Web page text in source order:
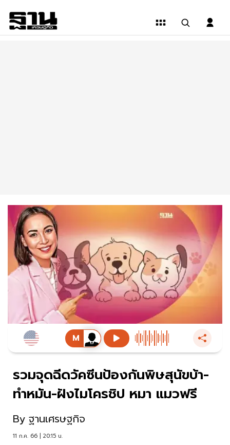
รวมจุดฉีดวัคซีนป้องกันพิษสุนัขบ้า-
ทำหมัน-ฝังไมโครชิป หมา แมวฟรี
By ฐานเศรษฐกิจ
11 ก.ค. 66 | 20:15 น.